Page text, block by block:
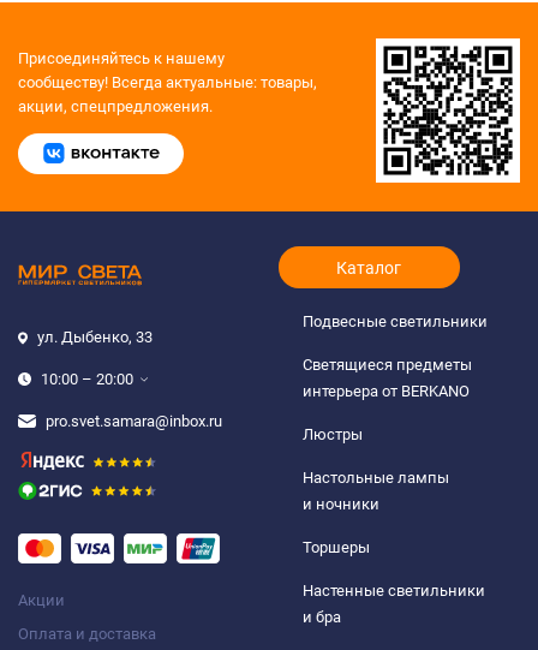
Присоединяйтесь к нашему
сообществу! Всегда актуальные: товары,
акции, спецпредложения.
ул. Дыбенко, 33
10:00 – 20:00
pro.svet.samara@inbox.ru
Акции
Оплата и доставка
Каталог
Подвесные светильники
Светящиеся предметы
интерьера от BERKANO
Люстры
Настольные лампы
и ночники
Торшеры
Настенные светильники
и бра